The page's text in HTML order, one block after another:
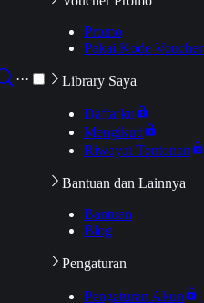
···
Promo
Pakai Kode Voucher
Library Saya
Daftarku
Mengikuti
Riwayat Tontonan
Bantuan dan Lainnya
Bantuan
Blog
Pengaturan
Pengaturan Akun